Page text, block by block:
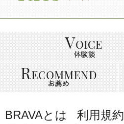
BRAVAとは 利用規約